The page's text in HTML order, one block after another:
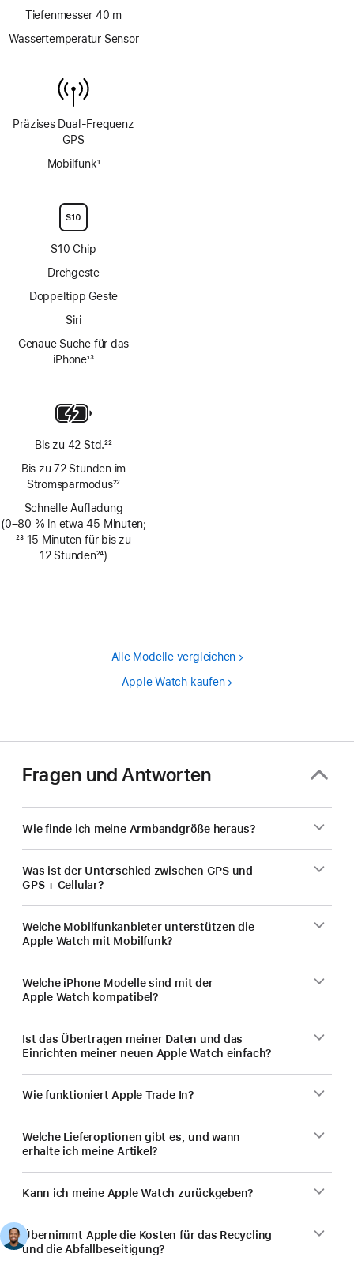
Tiefenmesser 40 m
Wassertemperatur Sensor
Präzises Dual‑Frequenz
GPS
Mobilfunk1
S10 Chip
Drehgeste
Doppeltipp Geste
Siri
Genaue Suche für das
iPhone13
Bis zu 42 Std.22
Bis zu 72 Stunden im
Stromsparmodus22
Schnelle Aufladung
(0–80 % in etwa 45 Minuten;
Fußnote
2315 Minuten für bis zu
12 Stunden24)
Alle Modelle vergleichen
Apple Watch kaufen
Fragen und Antworten
Wie finde ich meine Armbandgröße heraus?
Was ist der Unterschied zwischen GPS und
GPS + Cellular?
Welche Mobilfunk­anbieter unterstützen die
Apple Watch mit Mobilfunk?
Welche iPhone Modelle sind mit der
Apple Watch kompatibel?
Ist das Übertragen meiner Daten und das
Einrichten meiner neuen Apple Watch einfach?
Wie funktioniert Apple Trade In?
Welche Lieferoptionen gibt es, und wann
erhalte ich meine Artikel?
Kann ich meine Apple Watch zurückgeben?
Übernimmt Apple die Kosten für das Recycling
und die Abfallbeseitigung?